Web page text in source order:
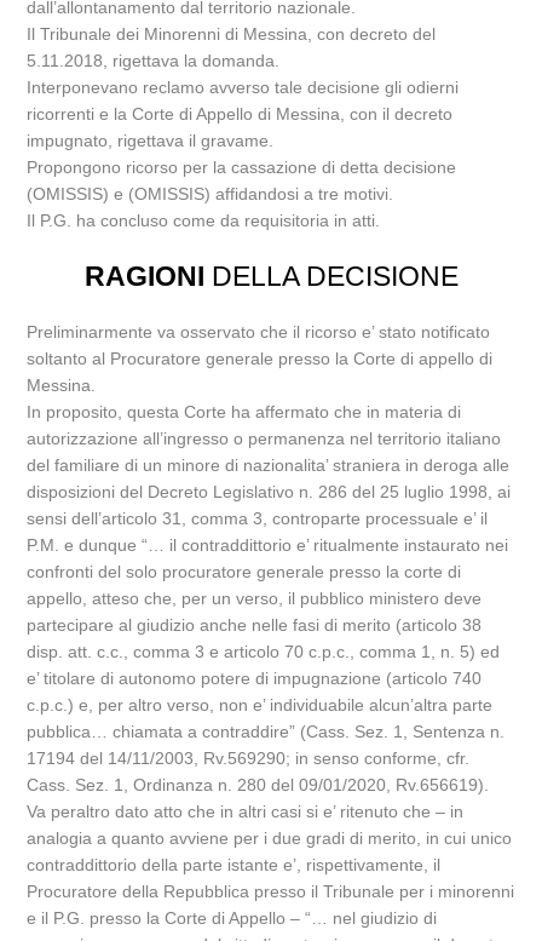
dall’allontanamento dal territorio nazionale.
Il Tribunale dei Minorenni di Messina, con decreto del
5.11.2018, rigettava la domanda.
Interponevano reclamo avverso tale decisione gli odierni
ricorrenti e la Corte di Appello di Messina, con il decreto
impugnato, rigettava il gravame.
Propongono ricorso per la cassazione di detta decisione
(OMISSIS) e (OMISSIS) affidandosi a tre motivi.
Il P.G. ha concluso come da requisitoria in atti.
RAGIONI DELLA DECISIONE
Preliminarmente va osservato che il ricorso e’ stato notificato
soltanto al Procuratore generale presso la Corte di appello di
Messina.
In proposito, questa Corte ha affermato che in materia di
autorizzazione all’ingresso o permanenza nel territorio italiano
del familiare di un minore di nazionalita’ straniera in deroga alle
disposizioni del Decreto Legislativo n. 286 del 25 luglio 1998, ai
sensi dell’articolo 31, comma 3, controparte processuale e’ il
P.M. e dunque “… il contraddittorio e’ ritualmente instaurato nei
confronti del solo procuratore generale presso la corte di
appello, atteso che, per un verso, il pubblico ministero deve
partecipare al giudizio anche nelle fasi di merito (articolo 38
disp. att. c.c., comma 3 e articolo 70 c.p.c., comma 1, n. 5) ed
e’ titolare di autonomo potere di impugnazione (articolo 740
c.p.c.) e, per altro verso, non e’ individuabile alcun’altra parte
pubblica… chiamata a contraddire” (Cass. Sez. 1, Sentenza n.
17194 del 14/11/2003, Rv.569290; in senso conforme, cfr.
Cass. Sez. 1, Ordinanza n. 280 del 09/01/2020, Rv.656619).
Va peraltro dato atto che in altri casi si e’ ritenuto che – in
analogia a quanto avviene per i due gradi di merito, in cui unico
contraddittorio della parte istante e’, rispettivamente, il
Procuratore della Repubblica presso il Tribunale per i minorenni
e il P.G. presso la Corte di Appello – “… nel giudizio di